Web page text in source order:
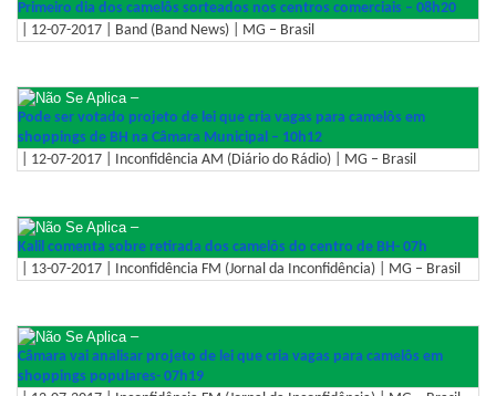
Primeiro dia dos camelôs sorteados nos centros comerciais – 08h20
| 12-07-2017 | Band (Band News) | MG – Brasil
–
Pode ser votado projeto de lei que cria vagas para camelôs em
shoppings de BH na Câmara Municipal – 10h12
| 12-07-2017 | Inconfidência AM (Diário do Rádio) | MG – Brasil
–
Kalil comenta sobre retirada dos camelôs do centro de BH- 07h
| 13-07-2017 | Inconfidência FM (Jornal da Inconfidência) | MG – Brasil
–
Câmara vai analisar projeto de lei que cria vagas para camelôs em
shoppings populares- 07h19